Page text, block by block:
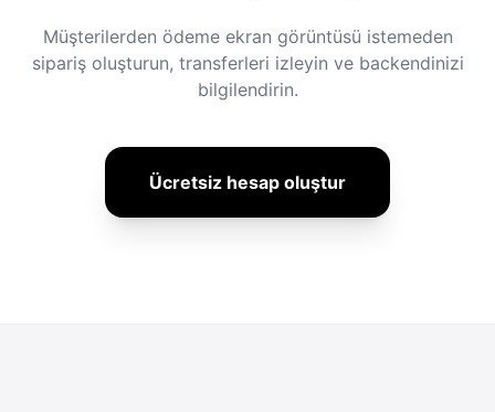
Müşterilerden ödeme ekran görüntüsü istemeden
sipariş oluşturun, transferleri izleyin ve backendinizi
bilgilendirin.
Ücretsiz hesap oluştur